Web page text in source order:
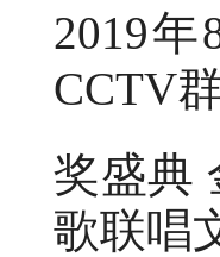
2019
CCTV
奖盛典
歌联唱